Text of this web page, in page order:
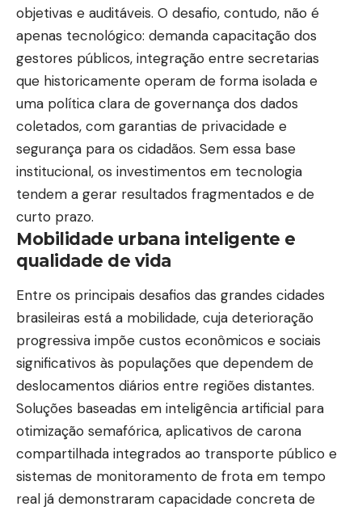
objetivas e auditáveis. O desafio, contudo, não é
apenas tecnológico: demanda capacitação dos
gestores públicos, integração entre secretarias
que historicamente operam de forma isolada e
uma política clara de governança dos dados
coletados, com garantias de privacidade e
segurança para os cidadãos. Sem essa base
institucional, os investimentos em tecnologia
tendem a gerar resultados fragmentados e de
curto prazo.
Mobilidade urbana inteligente e
qualidade de vida
Entre os principais desafios das grandes cidades
brasileiras está a mobilidade, cuja deterioração
progressiva impõe custos econômicos e sociais
significativos às populações que dependem de
deslocamentos diários entre regiões distantes.
Soluções baseadas em inteligência artificial para
otimização semafórica, aplicativos de carona
compartilhada integrados ao transporte público e
sistemas de monitoramento de frota em tempo
real já demonstraram capacidade concreta de